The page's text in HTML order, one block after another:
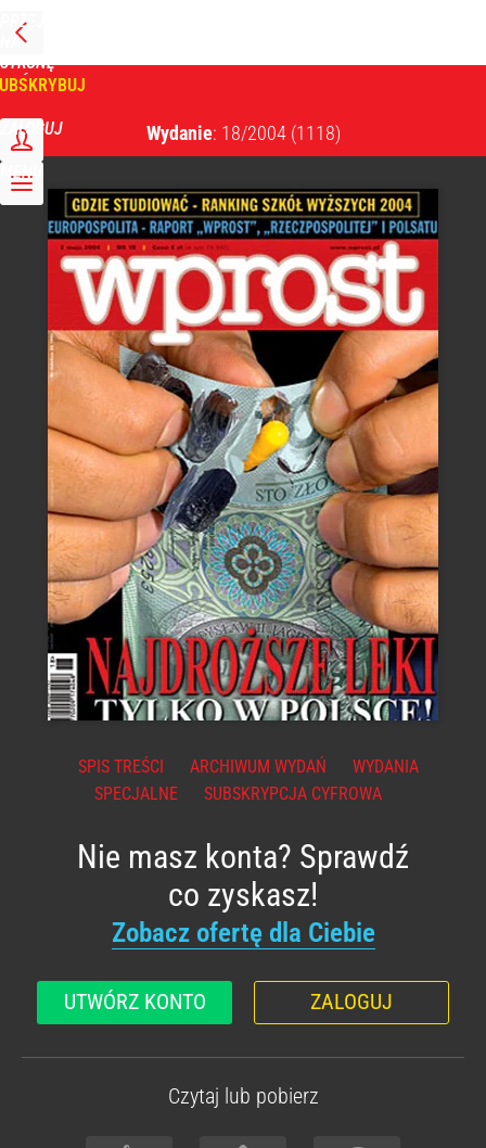
PRZEJDŹ
NA
STRONĘ
GŁÓWNĄ
ZALOGUJ
MENU
Wydanie: 18/2004 (1118)
SPIS TREŚCI ARCHIWUM WYDAŃ
WYDANIA
SPECJALNE
SUBSKRYPCJA CYFROWA
Nie masz konta? Sprawdź
co zyskasz!
Zobacz ofertę dla Ciebie
UTWÓRZ KONTO ZALOGUJ
Czytaj lub pobierz